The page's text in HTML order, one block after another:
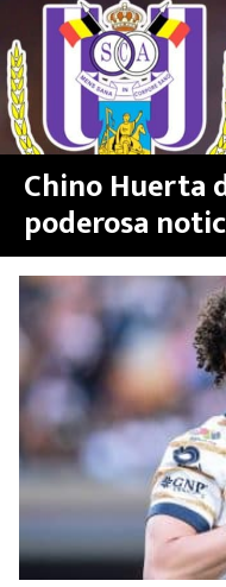
Chino Huerta
poderosa
el Anderlecht